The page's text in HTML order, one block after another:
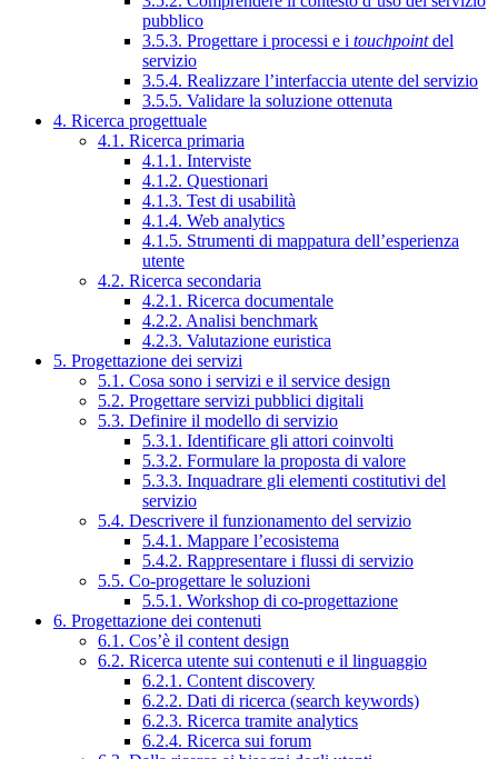
pubblico
3.5.3. Progettare i processi e i touchpointdel
servizio
3.5.4. Realizzare l’interfaccia utente del servizio
3.5.5. Validare la soluzione ottenuta
4. Ricerca progettuale
4.1. Ricerca primaria
4.1.1. Interviste
4.1.2. Questionari
4.1.3. Test di usabilità
4.1.4. Web analytics
4.1.5. Strumenti di mappatura dell’esperienza
utente
4.2. Ricerca secondaria
4.2.1. Ricerca documentale
4.2.2. Analisi benchmark
4.2.3. Valutazione euristica
5. Progettazione dei servizi
5.1. Cosa sono i servizi e il service design
5.2. Progettare servizi pubblici digitali
5.3. Definire il modello di servizio
5.3.1. Identificare gli attori coinvolti
5.3.2. Formulare la proposta di valore
5.3.3. Inquadrare gli elementi costitutivi del
servizio
5.4. Descrivere il funzionamento del servizio
5.4.1. Mappare l’ecosistema
5.4.2. Rappresentare i flussi di servizio
5.5. Co-progettare le soluzioni
5.5.1. Workshop di co-progettazione
6. Progettazione dei contenuti
6.1. Cos’è il content design
6.2. Ricerca utente sui contenuti e il linguaggio
6.2.1. Content discovery
6.2.2. Dati di ricerca (search keywords)
6.2.3. Ricerca tramite analytics
6.2.4. Ricerca sui forum